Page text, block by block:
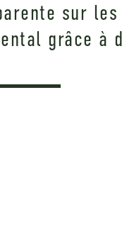
sur
grâce à